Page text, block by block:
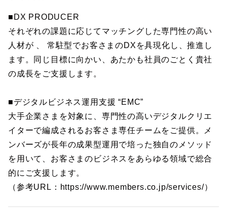
■DX PRODUCER
それぞれの課題に応じてマッチングした専門性の高い
人材が 、 常駐型でお客さまのDXを具現化し、推進し
ます。同じ目標に向かい、あたかも社員のごとく貴社
の成長をご支援します。
■デジタルビジネス運用支援 “EMC”
大手企業さまを対象に、専門性の高いデジタルクリエ
イターで編成されるお客さま専任チームをご提供。メ
ンバーズが長年の成果型運用で培った独自のメソッド
を用いて、お客さまのビジネスをあらゆる領域で総合
的にご支援します。
（参考URL：https://www.members.co.jp/services/）